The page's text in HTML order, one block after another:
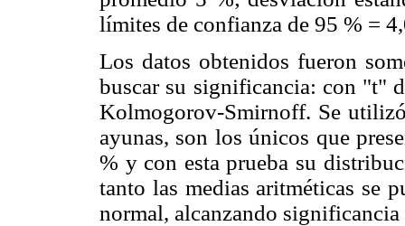
límites de confianza de 95 % =
Los datos obtenidos fueron
buscar su significancia: con "t"
Kolmogorov-Smirnoff. Se
ayunas, son los únicos que
% y con esta prueba su
tanto las medias aritméticas se
normal, alcanzando